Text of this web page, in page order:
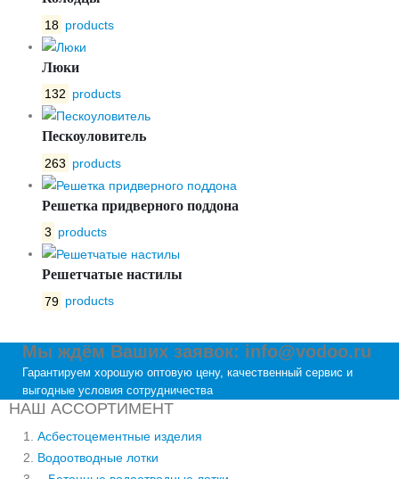
18 products
Люки
132 products
Пескоуловитель
263 products
Решетка придверного поддона
3 products
Решетчатые настилы
79 products
Мы ждём Ваших заявок: info@vodoo.ru
Гарантируем хорошую оптовую цену, качественный сервис и
выгодные условия сотрудничества
НАШ АССОРТИМЕНТ
Асбестоцементные изделия
Водоотводные лотки